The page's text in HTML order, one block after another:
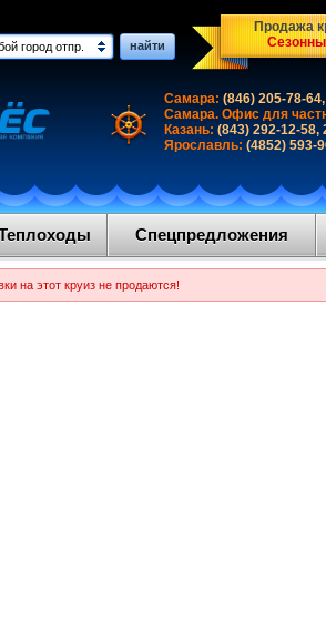
город отпр. найти
Продажа
Самара: (846) 205-78-
Самара. Офис для
Казань: (843) 292-12-58,
Ярославль: (4852) 593-
Спецпредложения
на этот круиз не продаются!